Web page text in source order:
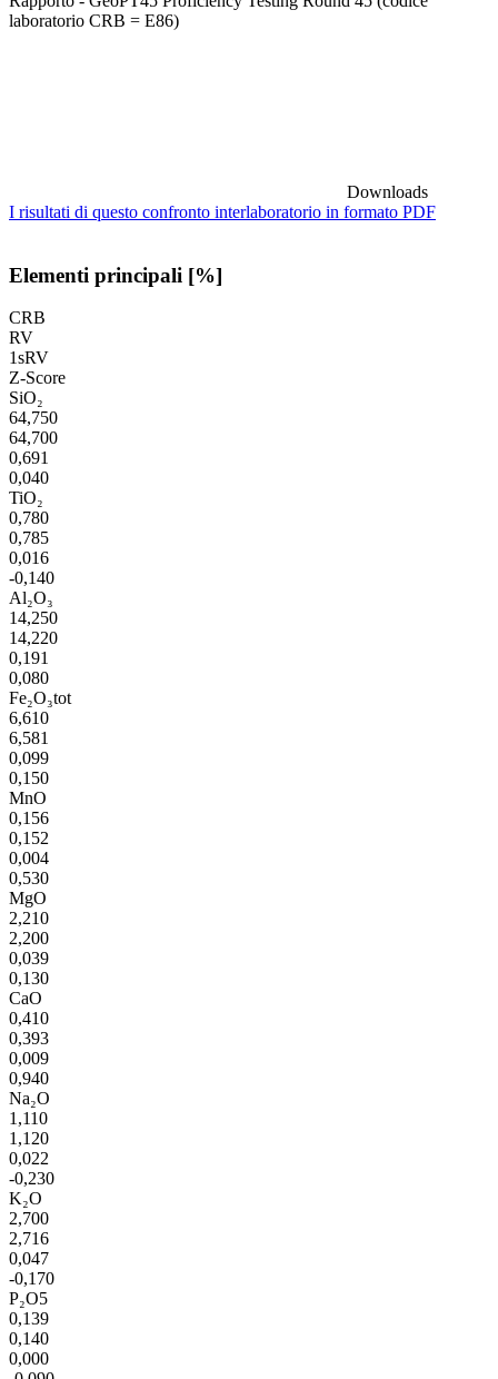
laboratorio CRB = E86)
Downloads
I risultati di questo confronto interlaboratorio in formato PDF
Elementi principali [%]
CRB
RV
1sRV
Z-Score
SiO₂
64,750
64,700
0,691
0,040
TiO₂
0,780
0,785
0,016
-0,140
Al₂O₃
14,250
14,220
0,191
0,080
Fe₂O₃tot
6,610
6,581
0,099
0,150
MnO
0,156
0,152
0,004
0,530
MgO
2,210
2,200
0,039
0,130
CaO
0,410
0,393
0,009
0,940
Na₂O
1,110
1,120
0,022
-0,230
K₂O
2,700
2,716
0,047
-0,170
P₂O5
0,139
0,140
0,000